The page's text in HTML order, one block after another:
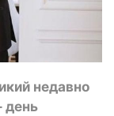
недавно
день